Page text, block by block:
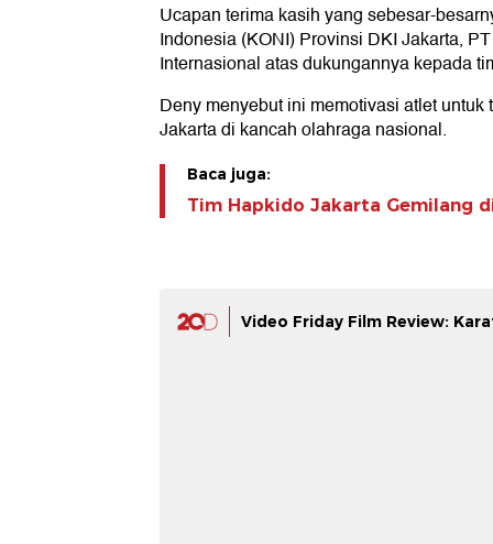
Ucapan terima kasih yang sebesar-
Indonesia (KONI) Provinsi DKI Jakarta,
Internasional atas dukungannya kepada
Deny menyebut ini memotivasi atlet
Jakarta di kancah olahraga nasional.
Baca juga:
Tim Hapkido Jakarta Gemilang
Video Friday Film Review: